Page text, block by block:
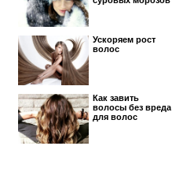
Ускоряем рост
волос
Как завить
волосы без вреда
для волос